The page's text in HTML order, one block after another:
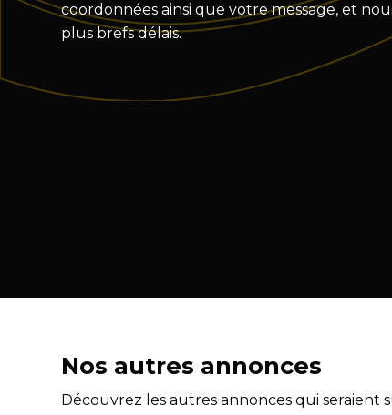
coordonnées ainsi que votre message, et
plus brefs délais.
Nos autres annonces
Découvrez les autres annonces qui seraient